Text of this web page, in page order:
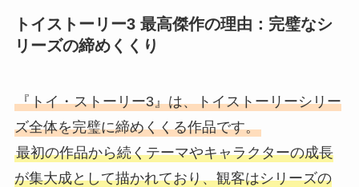
トイストーリー3 最高傑作の理由：完璧なシ
リーズの締めくくり
『トイ・ストーリー3』は、トイストーリーシリー
ズ全体を完璧に締めくくる作品です。
最初の作品から続くテーマやキャラクターの成長
が集大成として描かれており、観客はシリーズの